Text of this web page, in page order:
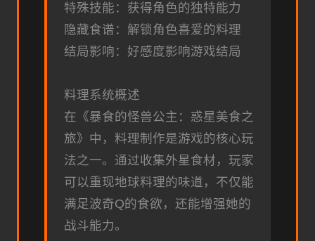
特殊技能：获得角色的独特能力
隐藏食谱：解锁角色喜爱的料理
结局影响：好感度影响游戏结局
料理系统概述
在《暴食的怪兽公主：惑星美食之
旅》中，料理制作是游戏的核心玩
法之一。通过收集外星食材，玩家
可以重现地球料理的味道，不仅能
满足波奇Q的食欲，还能增强她的
战斗能力。